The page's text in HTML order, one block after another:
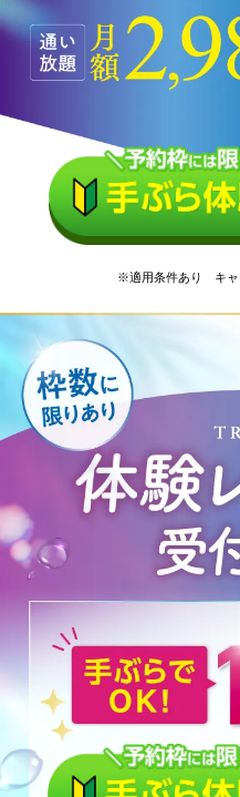
※適用条件あり キャ